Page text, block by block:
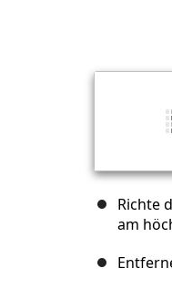
Richte
am